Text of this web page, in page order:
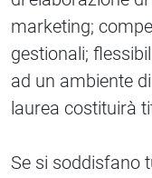
marketing;
gestionali;
ad un ambiente
laurea costituirà
Se si soddisfano